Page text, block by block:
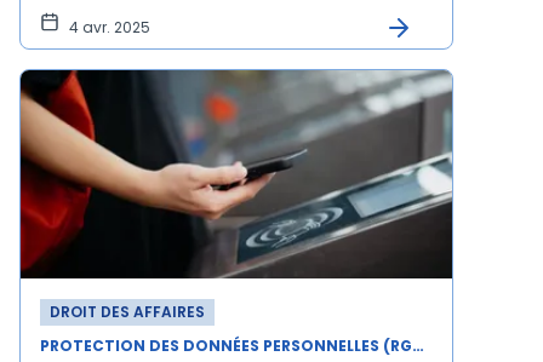
4 avr. 2025
DROIT DES AFFAIRES
PROTECTION DES DONNÉES PERSONNELLES (RGPD)